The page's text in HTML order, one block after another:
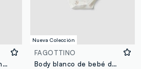
Body blanco de algodón orgánico puro con cuello para bebé
Nueva Colección
FAGOTTINO
Body blanco de bebé de algodón orgánico con cuello